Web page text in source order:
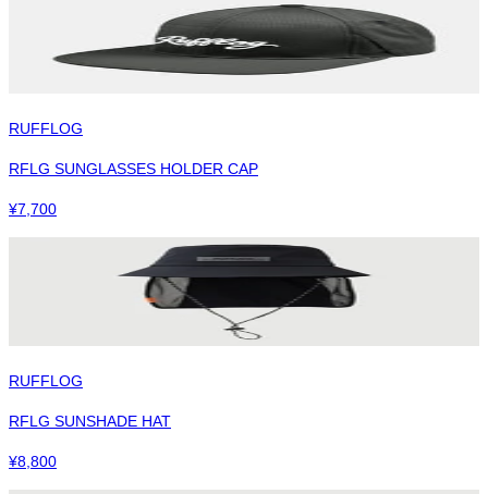
RUFFLOG
RFLG SUNGLASSES HOLDER CAP
¥7,700
RUFFLOG
RFLG SUNSHADE HAT
¥8,800